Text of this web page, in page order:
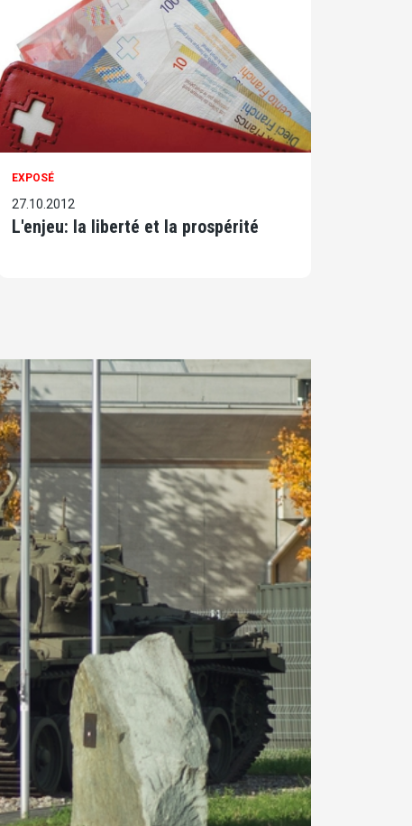
EXPOSÉ
27.10.2012
L'enjeu: la liberté et la prospérité